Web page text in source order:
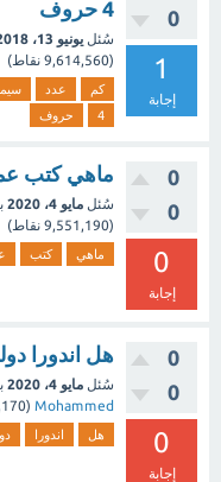
0
1
إجابة
4 حروف
سُئل يونيو 13، 2018
(
9,614,560 نقاط)
كم عدد
4
حروف
0
0
0
إجابة
ماهي كتب
سُئل مايو 4، 2020
(
9,551,190 نقاط)
ماهي كتب
0
0
0
إجابة
هل اندورا
سُئل مايو 4، 2020
Mohammed
(
هل اندورا